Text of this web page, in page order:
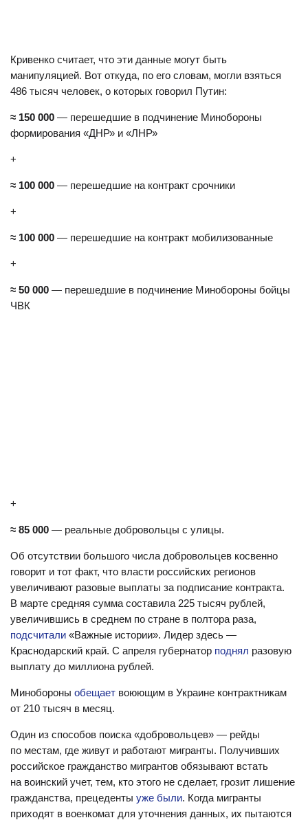
Кривенко считает, что эти данные могут быть
манипуляцией. Вот откуда, по его словам, могли взяться
486 тысяч человек, о которых говорил Путин:
≈ 150 000 — перешедшие в подчинение Минобороны
формирования «ДНР» и «ЛНР»
+
≈ 100 000 — перешедшие на контракт срочники
+
≈ 100 000 — перешедшие на контракт мобилизованные
+
≈ 50 000 — перешедшие в подчинение Минобороны бойцы
ЧВК
+
≈ 85 000 — реальные добровольцы с улицы.
Об отсутствии большого числа добровольцев косвенно
говорит и тот факт, что власти российских регионов
увеличивают разовые выплаты за подписание контракта.
В марте средняя сумма составила 225 тысяч рублей,
увеличившись в среднем по стране в полтора раза,
подсчитали «Важные истории». Лидер здесь —
Краснодарский край. С апреля губернатор поднял разовую
выплату до миллиона рублей.
Минобороны обещает воюющим в Украине контрактникам
от 210 тысяч в месяц.
Один из способов поиска «добровольцев» — рейды
по местам, где живут и работают мигранты. Получивших
российское гражданство мигрантов обязывают встать
на воинский учет, тем, кто этого не сделает, грозит лишение
гражданства, прецеденты уже были. Когда мигранты
приходят в военкомат для уточнения данных, их пытаются